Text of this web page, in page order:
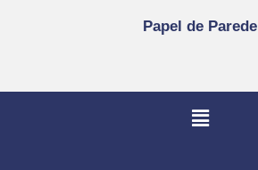
Papel de Parede